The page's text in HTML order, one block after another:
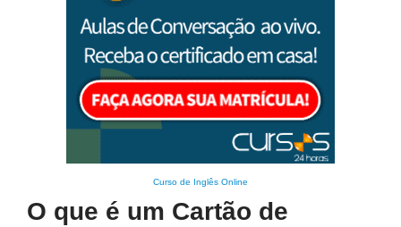
Curso de Inglês Online
O que é um Cartão de